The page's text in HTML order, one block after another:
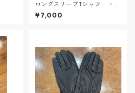
ロングスリーブTシャツ トリ
ート
¥7,000